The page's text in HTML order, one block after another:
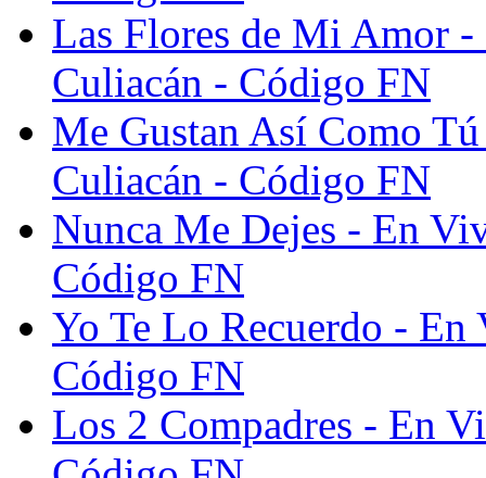
Las Flores de Mi Amor
Culiacán - Código FN
Me Gustan Así Como
Culiacán - Código FN
Nunca Me Dejes - En
Código FN
Yo Te Lo Recuerdo -
Código FN
Los 2 Compadres - En